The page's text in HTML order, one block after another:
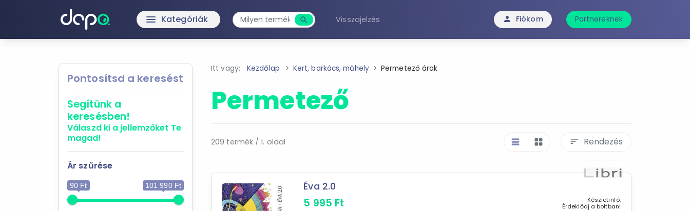
menu Kategóriák search
Keresés
Visszajelzés person Fiókom Partnereknek
Pontosítsd a keresést
Segítünk a
keresésben!
Válaszd ki a jellemzőket Te
magad!
Ár szűrése
90 Ft 101 990 Ft
Itt vagy: Kezdőlap Kert, barkács, műhely Permetező árak
Permetező
209 termék / 1. oldal table_rows grid_view sort Rendezés
Éva 2.0
5 995 Ft
Készletinfó:
Érdeklődj a boltban!